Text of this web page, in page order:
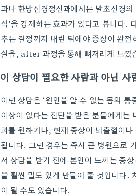
과나 한방신경정신과에서는 말초신경
식’을 강제하는 효과가 있다고 봅니다.
추는 결정까지 내린 뒤에야 증상이 완
실을, after 과정을 통해 뼈저리게 느꼈
이 상담이 필요한 사람과 아닌 사
이런 상담은 ‘원인을 알 수 없는 몸의
이상이 없다는 진단을 받은 분들에게는
과를 원하거나, 현재 증상이 뇌출혈이
됩니다. 그런 경우는 즉시 큰 병원으로
서 상담을 받기 전에 본인이 느끼는 증
을 훨씬 밀도 있게 만들어 줄 것입니다.
이 될 수도 있습니다.